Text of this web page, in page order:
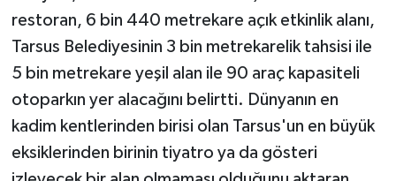
restoran, 6 bin 440 metrekare açık etkinlik alanı,
Tarsus Belediyesinin 3 bin metrekarelik tahsisi ile
5 bin metrekare yeşil alan ile 90 araç kapasiteli
otoparkın yer alacağını belirtti. Dünyanın en
kadim kentlerinden birisi olan Tarsus'un en büyük
eksiklerinden birinin tiyatro ya da gösteri